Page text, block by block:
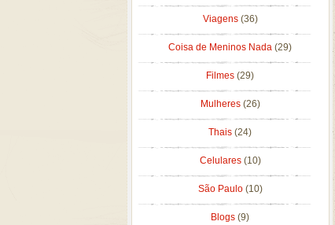
Viagens (36)
Coisa de Meninos Nada (29)
Filmes (29)
Mulheres (26)
Thais (24)
Celulares (10)
São Paulo (10)
Blogs (9)